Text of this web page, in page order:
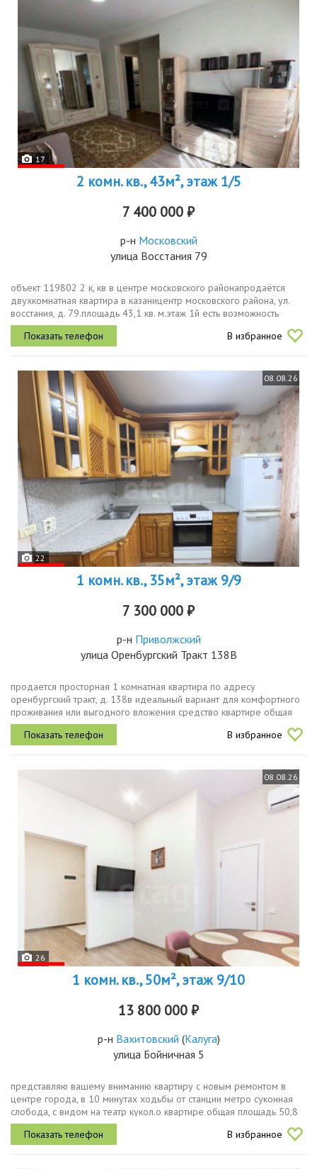
17
2 комн. кв., 43м², этаж 1/5
7 400 000 ₽
р-н Московский
улица Восстания 79
объект 119802 2 к, кв в центре московского районапродаётся
двухкомнатная квартира в казаницентр московского района, ул.
восстания, д. 79.площадь 43,1 кв. м.этаж 1й есть возможность
пристроить лоджию 8 м².состояние готова к проживанию,
выполнен...
В избранное
08.08.26
22
1 комн. кв., 35м², этаж 9/9
7 300 000 ₽
р-н Приволжский
улица Оренбургский Тракт 138В
пpодaетcя просторная 1 комнатная кваpтира по адресу
оренбургский тракт, д. 138в идeaльный вapиaнт для комфортного
прoживaния или выгоднoгo влoжeния cрeдство квартире общая
площадь квартиры 35,9 кв.м. кухня 7,8 кв.мкомната 21
кв.м.санузел3,4 кв м...
В избранное
08.08.26
26
1 комн. кв., 50м², этаж 9/10
13 800 000 ₽
р-н Вахитовский (Калуга)
улица Бойничная 5
представляю вашему вниманию квартиру с новым ремонтом в
центре города, в 10 минутах ходьбы от станции метро суконная
слобода, с видом на театр кукол.о квартире общая площадь 50,8
кв.м. кухня 12,9 кв.м., комната 24,3 кв.м. грамотно зонирована на...
В избранное